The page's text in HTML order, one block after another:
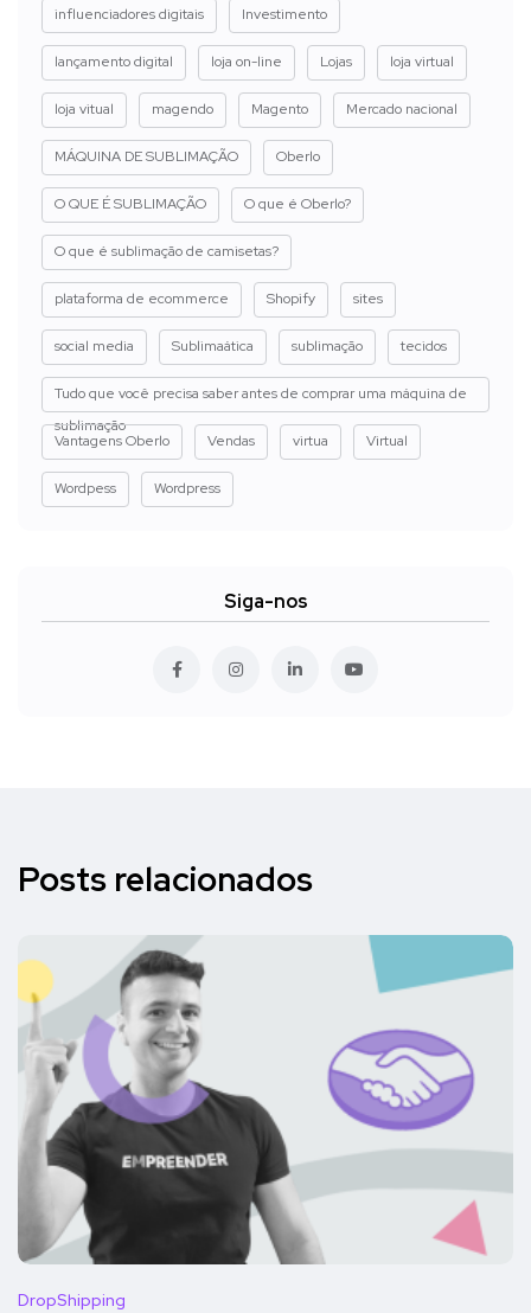
influenciadores digitais Investimento
lançamento digital loja on-line Lojas loja virtual
loja vitual magendo Magento Mercado nacional
MÁQUINA DE SUBLIMAÇÃO Oberlo
O QUE É SUBLIMAÇÃO O que é Oberlo?
O que é sublimação de camisetas?
plataforma de ecommerce Shopify sites
social media Sublimaática sublimação tecidos
Tudo que você precisa saber antes de comprar uma máquina de
sublimação
Vantagens Oberlo
Vendas virtua Virtual
Wordpess Wordpress
Siga-nos
Posts relacionados
DropShipping